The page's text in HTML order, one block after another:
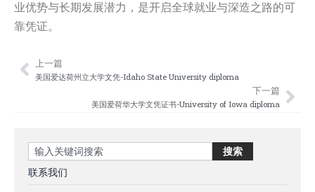
业优势与长期发展潜力，是开启全球就业与深造之路的可
靠凭证。
Prev
上一篇
美国爱达荷州立大学文凭-Idaho State University diploma
下一篇
美国爱荷华大学文凭证书-University of Iowa diploma
Search 搜索
联系我们